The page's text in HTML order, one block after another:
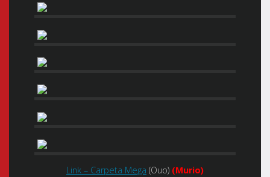
Link – Carpeta Mega (Ouo) (Murio)